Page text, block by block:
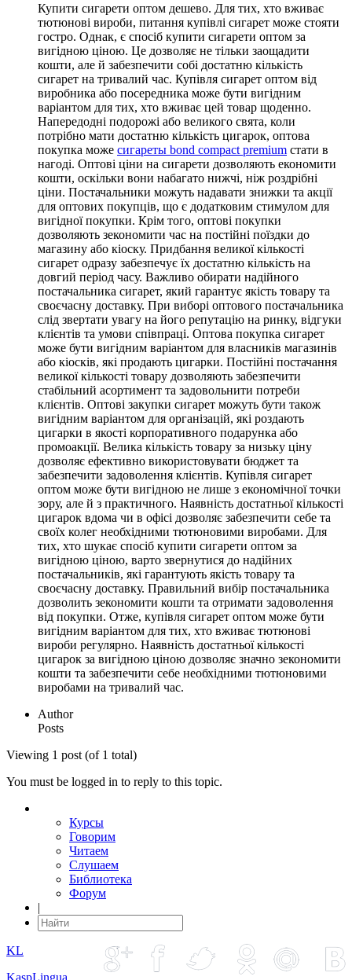
Купити сигарети оптом дешево. Для тих, хто вживає
тютюнові вироби, питання купівлі сигарет може стояти
гостро. Однак, є спосіб купити сигарети оптом за
вигідною ціною. Це дозволяє не тільки заощадити
кошти, але й забезпечити собі достатню кількість
сигарет на тривалий час. Купівля сигарет оптом від
виробника або посередника може бути вигідним
варіантом для тих, хто вживає цей товар щоденно.
Напередодні подорожі або великого свята, коли
потрібно мати достатню кількість цигарок, оптова
покупка може сигареты bond compact premium стати в
нагоді. Оптові ціни на сигарети дозволяють економити
кошти, оскільки вони набагато нижчі, ніж роздрібні
ціни. Постачальники можуть надавати знижки та акції
для оптових покупців, що є додатковим стимулом для
вигідної покупки. Крім того, оптові покупки
дозволяють зекономити час на постійні поїздки до
магазину або кіоску. Придбання великої кількості
сигарет одразу забезпечує їх достатню кількість на
довгий період часу. Важливо обирати надійного
постачальника сигарет, який гарантує якість товару та
своєчасну доставку. При виборі оптового постачальника
слід звертати увагу на його репутацію на ринку, відгуки
клієнтів та умови співпраці. Оптова покупка сигарет
може бути вигідним варіантом для власників магазинів
або кіосків, які продають цигарки. Постійні постачання
великої кількості товару дозволяють забезпечити
стабільний асортимент та задовольнити потреби
клієнтів. Оптові закупки сигарет можуть бути також
вигідним варіантом для організацій, які роздають
цигарки в якості корпоративного подарунка або
промоакції. Велика кількість товару за низьку ціну
дозволяє ефективно використовувати бюджет та
забезпечити задоволення клієнтів. Купівля сигарет
оптом може бути вигідною не лише з економічної точки
зору, але й з практичного. Наявність достатньої кількості
цигарок вдома чи в офісі дозволяє забезпечити себе та
своїх колег необхідними тютюновими виробами. Для
тих, хто шукає спосіб купити сигарети оптом за
вигідною ціною, варто звернутися до надійних
постачальників, які гарантують якість товару та
своєчасну доставку. Правильний вибір постачальника
дозволить зекономити кошти та отримати задоволення
від покупки. Отже, купівля сигарет оптом може бути
вигідним варіантом для тих, хто вживає тютюнові
вироби регулярно. Наявність достатньої кількості
цигарок за вигідною ціною дозволяє значно зекономити
кошти та забезпечити себе необхідними тютюновими
виробами на тривалий час.
Author
Posts
Viewing 1 post (of 1 total)
You must be logged in to reply to this topic.
Курсы
Говорим
Читаем
Слушаем
Библиотека
Форум
|
KL
KaspLingua